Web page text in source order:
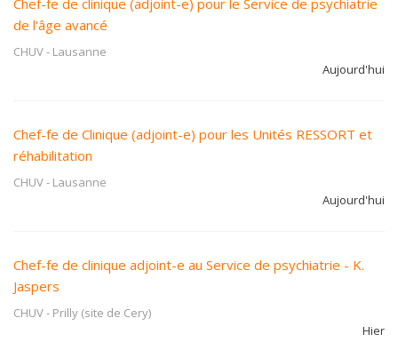
Chef-fe de clinique (adjoint-e) pour le Service de psychiatrie
de l'âge avancé
CHUV- Lausanne
Aujourd'hui
Chef-fe de Clinique (adjoint-e) pour les Unités RESSORT et
réhabilitation
CHUV- Lausanne
Aujourd'hui
Chef-fe de clinique adjoint-e au Service de psychiatrie - K.
Jaspers
CHUV- Prilly (site de Cery)
Hier